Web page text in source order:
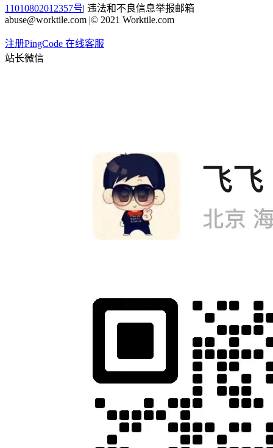
11010802012357号| 违法和不良信息举报邮箱
abuse@worktile.com |© 2021 Worktile.com
注册PingCode 在线客服
站长微信